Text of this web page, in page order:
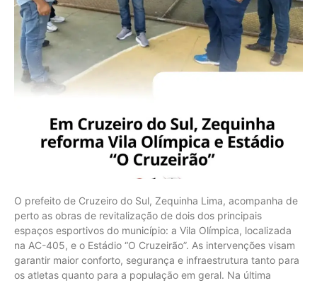
O prefeito de Cruzeiro do Sul, Zequinha Lima, acompanha de
perto as obras de revitalização de dois dos principais
espaços esportivos do município: a Vila Olímpica, localizada
na AC-405, e o Estádio “O Cruzeirão”. As intervenções visam
garantir maior conforto, segurança e infraestrutura tanto para
os atletas quanto para a população em geral. Na última